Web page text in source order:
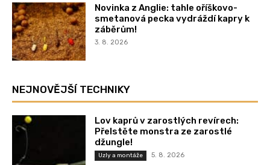
Novinka z Anglie: tahle oříškovo-
smetanová pecka vydráždí kapry k
záběrům!
3. 8. 2026
NEJNOVĚJŠÍ TECHNIKY
Lov kaprů v zarostlých revírech:
Přelstěte monstra ze zarostlé
džungle!
Uzly a montáže 5. 8. 2026